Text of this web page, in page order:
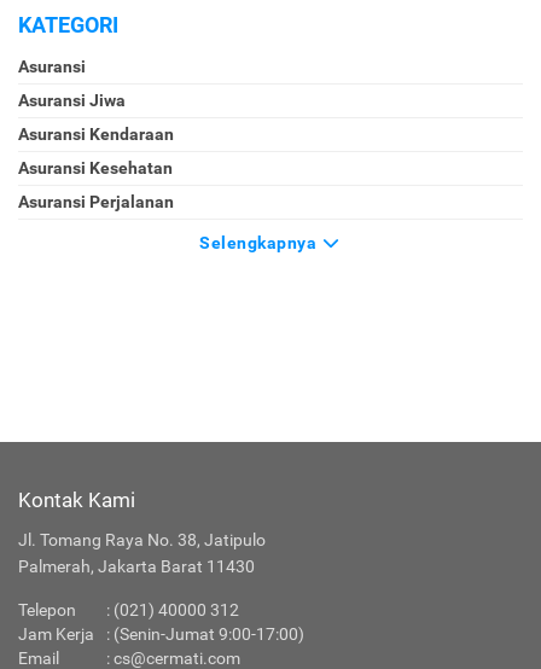
KATEGORI
Asuransi
Asuransi Jiwa
Asuransi Kendaraan
Asuransi Kesehatan
Asuransi Perjalanan
Selengkapnya
Kontak Kami
Jl. Tomang Raya No. 38, Jatipulo
Palmerah, Jakarta Barat 11430
Telepon : (021) 40000 312
Jam Kerja
: (Senin-Jumat 9:00-17:00)
Email
:cs@cermati.com